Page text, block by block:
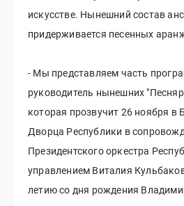
искусстве. Нынешний состав
придерживается песенных
- Мы представляем часть
руководитель нынешних
которая прозвучит 26 ноября в
Дворца Республики в
Президентского оркестра
управлением Виталия
летию со дня рождения